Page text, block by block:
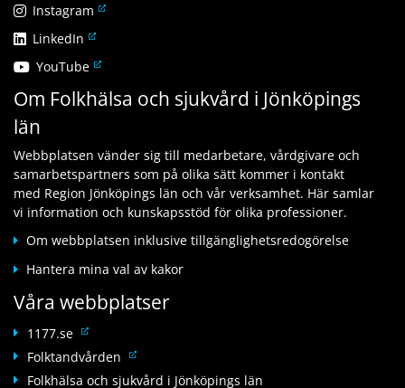
n
k
i
l
n
n
a
n
e
b
p
a
t
s
Instagram L
ä
k
i
a
n
n
a
n
e
b
b
l
LinkedIn L
n
k
l
l
a
n
a
n
e
p
YouTubeL
n
i
l
l
a
n
a
w
b
Om Folkhälsa och sjukvård i Jönköpings
län
Webbplatsen vänder sig till medarbetare, vårdgivare och
samarbetspartners som på olika sätt kommer i kontakt
med Region Jönköpings län och vår verksamhet. Här samlar
vi information och kunskapsstöd för olika professioner.
Om webbplatsen inklusive tillgänglighetsredogörelse
Hantera mina val av kakor
Våra webbplatser
1177.se L
ä
Folktandvården L
ä
Folkhälsa och sjukvård i Jönköpings län